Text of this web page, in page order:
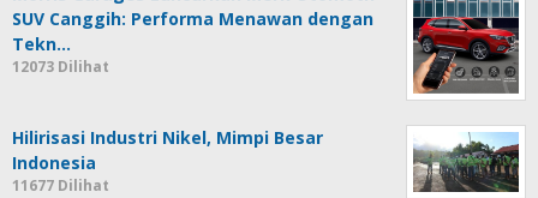
SUV Canggih: Performa Menawan dengan
Tekn…
12073 Dilihat
Hilirisasi Industri Nikel, Mimpi Besar
Indonesia
11677 Dilihat